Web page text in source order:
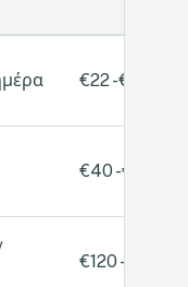
€22 - €30/
€40 - €55/
€120 - €150/